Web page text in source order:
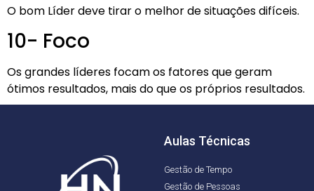
O bom Líder deve tirar o melhor de situações difíceis.
10- Foco
Os grandes líderes focam os fatores que geram
ótimos resultados, mais do que os próprios resultados.
Aulas Técnicas
Gestão de Tempo
Gestão de Pessoas